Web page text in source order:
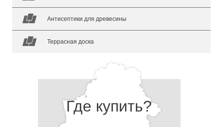
Антисептики для древесины
Террасная доска
Где купить?